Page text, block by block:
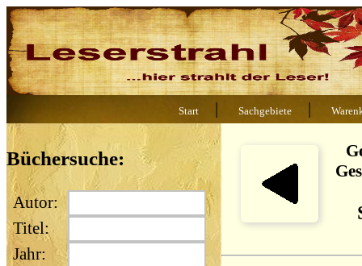
Start | Sachgebiete |
Büchersuche:
Autor:
Titel:
Jahr: